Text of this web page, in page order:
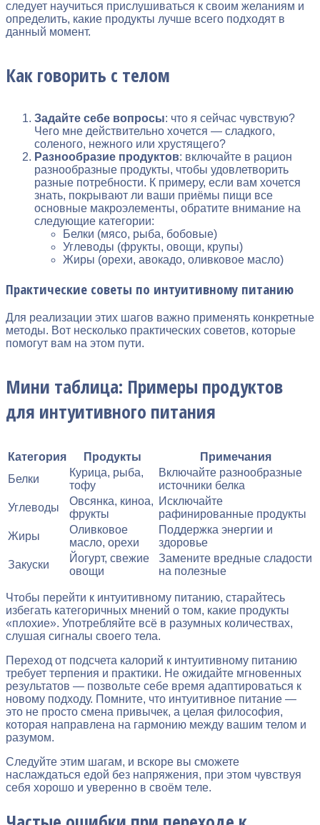
следует научиться прислушиваться к своим желаниям и
определить, какие продукты лучше всего подходят в
данный момент.
Как говорить с телом
Задайте себе вопросы: что я сейчас чувствую?
Чего мне действительно хочется — сладкого,
соленого, нежного или хрустящего?
Разнообразие продуктов: включайте в рацион
разнообразные продукты, чтобы удовлетворить
разные потребности. К примеру, если вам хочется
знать, покрывают ли ваши приёмы пищи все
основные макроэлементы, обратите внимание на
следующие категории:
Белки (мясо, рыба, бобовые)
Углеводы (фрукты, овощи, крупы)
Жиры (орехи, авокадо, оливковое масло)
Практические советы по интуитивному питанию
Для реализации этих шагов важно применять конкретные
методы. Вот несколько практических советов, которые
помогут вам на этом пути.
Мини таблица: Примеры продуктов
для интуитивного питания
Категория Продукты
Примечания
Белки
Курица, рыба,
тофу
Включайте разнообразные
источники белка
Углеводы
Овсянка, киноа,
фрукты
Исключайте
рафинированные продукты
Жиры
Оливковое
масло, орехи
Поддержка энергии и
здоровье
Закуски
Йогурт, свежие
овощи
Замените вредные сладости
на полезные
Чтобы перейти к интуитивному питанию, старайтесь
избегать категоричных мнений о том, какие продукты
«плохие». Употребляйте всё в разумных количествах,
слушая сигналы своего тела.
Переход от подсчета калорий к интуитивному питанию
требует терпения и практики. Не ожидайте мгновенных
результатов — позвольте себе время адаптироваться к
новому подходу. Помните, что интуитивное питание —
это не просто смена привычек, а целая философия,
которая направлена на гармонию между вашим телом и
разумом.
Следуйте этим шагам, и вскоре вы сможете
наслаждаться едой без напряжения, при этом чувствуя
себя хорошо и уверенно в своём теле.